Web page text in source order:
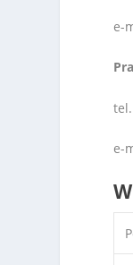
e-
e-